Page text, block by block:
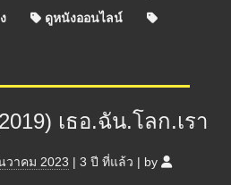
ดูหนังออนไลน์
เธอ.ฉัน.โลก.เรา
วาคม 2023 | 3 ปี ที่แล้ว | by